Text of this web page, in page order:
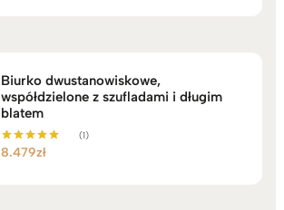
Biurko dwustanowiskowe,
współdzielone z szufladami i długim
blatem
Oceniono
(1)
8.479zł